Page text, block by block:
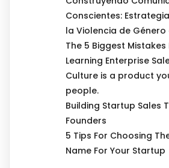
Conscientes:
la Violencia de
The 5 Biggest
Learning Enterprise
Culture is a product
people.
Building Startup Sales
Founders
5 Tips For Choosing
Name For Your Startup